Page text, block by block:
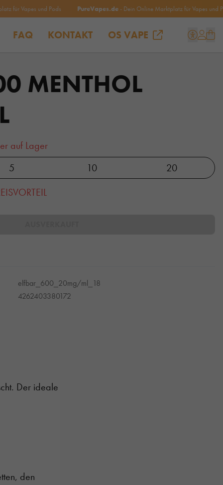
Vapes und Pods PureVapes.de- Dein Online Marktplatz für Vapes und Pods
FAQ KONTAKT OS VAPE
MENTHOL
auf Lager
5 10 20
elfbar_600_20mg/ml_18
4262403380172
Der ideale
den